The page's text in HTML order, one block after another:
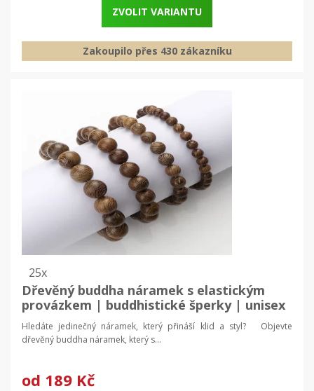
ZVOLIT VARIANTU
Zakoupilo přes 430 zákazníku
25x
Dřevěný buddha náramek s elastickým
provázkem | buddhistické šperky | unisex
náramek
Hledáte jedinečný náramek, který přináší klid a styl? Objevte
dřevěný buddha náramek, který s...
od 189 Kč